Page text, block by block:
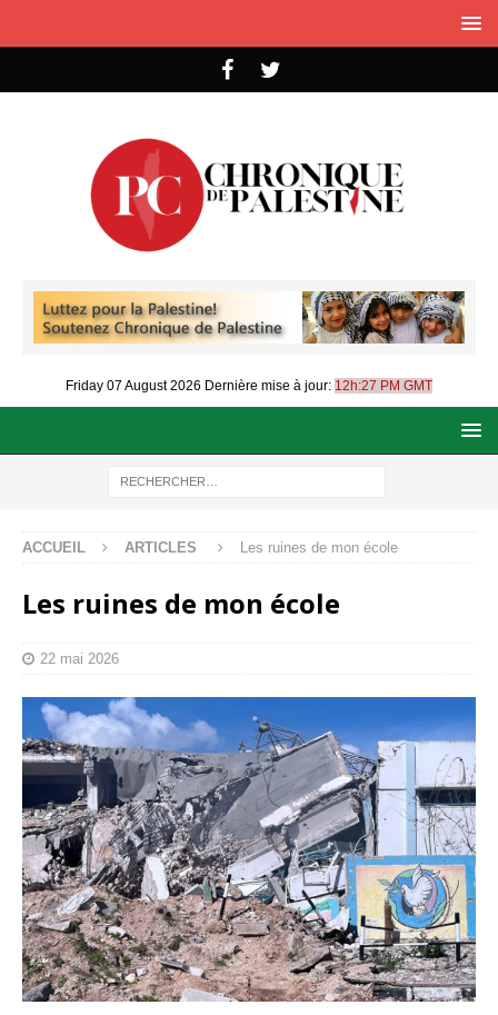
Friday 07 August 2026 Dernière mise à jour: 12h:27 PM GMT
ACCUEIL ARTICLES Les ruines de mon école
Les ruines de mon école
22 mai 2026